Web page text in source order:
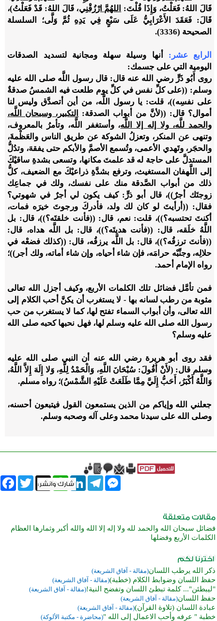
قَالَ اللهُ: فَعَلْتُ، وَإِذَا قُلْتَ: اللهُمَّ ارْزُقْنِي، قَالَ اللهُ: قَدْ فَعَلْتُ)،
قَالَ: فَعَقَدَ الأَعْرَابِيُّ عَلَى سَبْعٍ فِي يَدِهِ ثُمَّ وَلَّى؛ السلسلة
الصحيحة (3336).
الرابع عشر : أنها وسيلة سهلة ومجانية لتسديد الصدقات
اليومية التي على جسمك:
روى أَبُو ذَرٍّ رضي الله عنه قال: قال رسول اللَّه صلى الله عليه
وسلم: ((على كلِّ نفس في كلِّ يوم طلعت فيه الشمسُ صدقةٌ
على نفسِه))، قلت: يا رسول اللَّه، من أين أتصدَّق وليس لنا
أموال؟ قال: ((لأنَّ من أبواب الصدقة:
التكبير، وسبحان اللَّه،
والحمد للَّه، ولا إله إلا اللَّه، وأستغفر اللَّه، وتأمرُ بالمعروف،
وتنهى عن المنكر، وتعزلُ الشوكة عن طريق الناس والعَظْمةَ،
والحجَر، وتَهدي الأعمى، وتُسمع الأصمَّ والأبكم حتى يفقهَ، وتدُلُّ
المستدلَّ على حاجة له قد علمتَ مكانها، وتسعى بشدةِ ساقيْكَ
إلى اللَّهفان المستغيث، وترفع بشدَّةِ ذراعيْكَ مع الضعيف، كلُّ
ذلك من أبواب الصَّدقة منك على نفسك، ولك في جماعِك
زوجتَك أجرٌ))، قال أبو ذرٍّ: كيف يكون لي أجرٌ في شهوتي؟
فقال: ((أرأيتَ لو كان لك ولد، فأدركَ ورجوتَ خيرَه فمات،
أكنتَ تحتسبه؟))، قلت: نعم، قال: ((فأنت خلقتَه؟))، قال: بل
اللَّهُ خلَقه، قال: ((فأنت هديتَه؟))، قال: بل اللَّه هداه، قال:
((فأنتَ ترزقُه؟))، قال: بل اللَّه يرزقُه، قال: ((كذلك فضعْه في
حلالِه، وجنِّبْه حرامَه، فإن شاء أحياه، وإن شاء أماته، ولك أجر))؛
رواه الإمام أحمد.
فمن تأمَّل فضائل تلك الكلمات الأربع، وكيف أجزل الله تعالى
مثوبة من رطب لسانه بها - لا يستغرب أن يكنَّ أحب الكلام إلى
الله تعالى، وأن أبواب السماء تفتح لها، كما لا يستغرب من حب
رسول الله صلى الله عليه وسلم لها، فهل نحبها كحبه صلى الله
عليه وسلم؟
فقد روى أبو هريرة رضي الله عنه أن النبي صلى الله عليه
وسلم قال: (لأَنْ أَقُولَ: سُبْحَانَ اللَّهِ، وَالْحَمْدُ لِلَّهِ، وَلا إِلَهَ إِلاَّ اللَّهُ،
وَاللَّهُ أَكْبَرُ، أَحَبُّ إِلَيَّ مِمَّا طَلَعَتْ عَلَيْهِ الشَّمْسُ)؛ رواه مسلم.
جعلني الله وإياكم من الذين يستمعون القول فيتبعون أحسنه،
وصلى الله على سيدنا محمد وعلى آله وصحبه وسلم.
Twitter X
WhatsAppLinkedInTelegram
Messenger
فضائل سبحان الله والحمد لله ولا إله إلا الله والله أكبر وثمارها العظام
الكلمات الأربع وفضلها
ذكر الله يرطب اللسان(مقالة - آفاق الشريعة)
حفظ اللسان وضوابط الكلام (خطبة)(مقالة - آفاق الشريعة)
"ليبطئن"... كلمة تبطئ اللسان وتفضح النية!(مقالة - آفاق الشريعة)
حفظ اللسان(مقالة - آفاق الشريعة)
عبادة اللسان (تلاوة القرآن)(مقالة - آفاق الشريعة)
خطبة " عرفه وأحب الاعمال إلى الله "(محاضرة - مكتبة الألوكة)